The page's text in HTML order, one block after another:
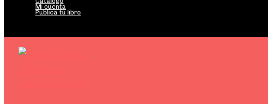
Mi cuenta
Publica tu libro